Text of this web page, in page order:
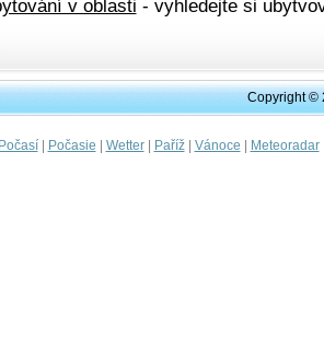
v oblasti - vyhledejte si
Copyright ©
Počasí| Počasie | Wetter| Paříž| Vánoce | Meteoradar